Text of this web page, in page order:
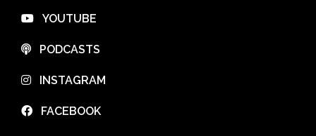
⠀YOUTUBE
⠀PODCASTS
⠀INSTAGRAM
⠀FACEBOOK